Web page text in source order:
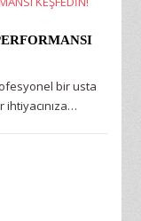
bir usta
ihtiyacınıza…